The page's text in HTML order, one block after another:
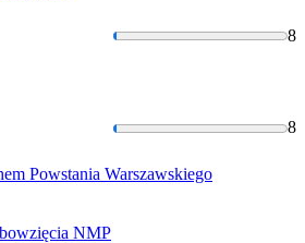
8
8
Powstania Warszawskiego
NMP